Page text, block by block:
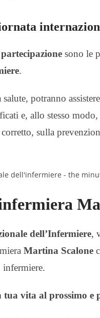
partecipazione sono le
.
potranno
e, allo stesso
sulla
dell’Infermiere,
Martina Scalone
infermiere.
vita al prossimo e